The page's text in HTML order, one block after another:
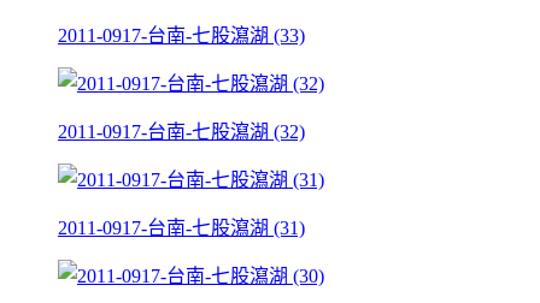
2011-0917-台南-七股瀉湖 (33)
2011-0917-台南-七股瀉湖 (32)
2011-0917-台南-七股瀉湖 (31)